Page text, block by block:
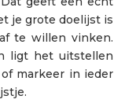
je grote doelijst is
te willen vinken.
ligt het uitstellen
markeer in ieder